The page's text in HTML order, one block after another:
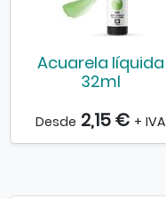
Acuarela líquida
32ml
Desde 2,15 € + IVA